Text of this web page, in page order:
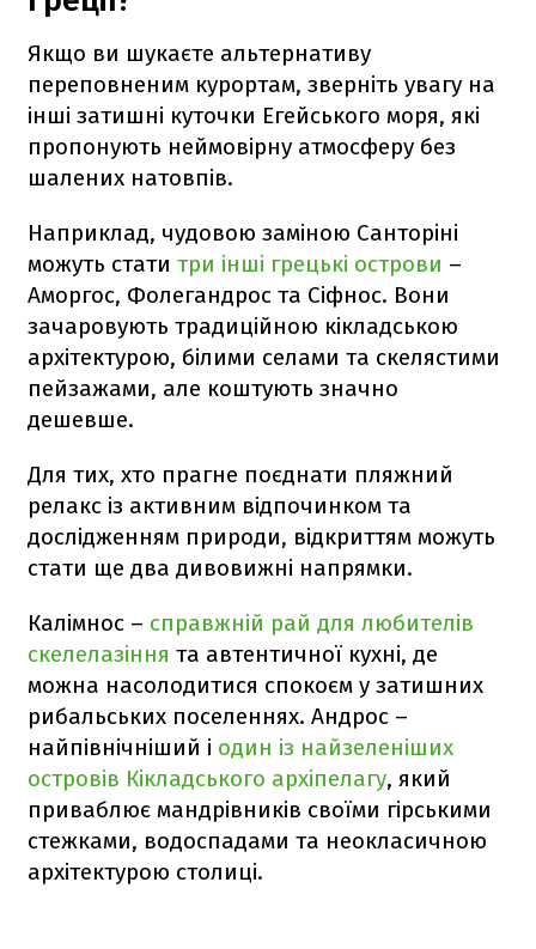
Якщо ви шукаєте альтернативу
переповненим курортам, зверніть увагу на
інші затишні куточки Егейського моря, які
пропонують неймовірну атмосферу без
шалених натовпів.
Наприклад, чудовою заміною Санторіні
можуть стати три інші грецькі острови –
Аморгос, Фолегандрос та Сіфнос. Вони
зачаровують традиційною кікладською
архітектурою, білими селами та скелястими
пейзажами, але коштують значно
дешевше.
Для тих, хто прагне поєднати пляжний
релакс із активним відпочинком та
дослідженням природи, відкриттям можуть
стати ще два дивовижні напрямки.
Калімнос – справжній рай для любителів
скелелазіння та автентичної кухні, де
можна насолодитися спокоєм у затишних
рибальських поселеннях. Андрос –
найпівнічніший і один із найзеленіших
островів Кікладського архіпелагу, який
приваблює мандрівників своїми гірськими
стежками, водоспадами та неокласичною
архітектурою столиці.